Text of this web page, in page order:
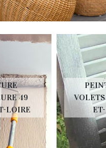
49
LOIRE